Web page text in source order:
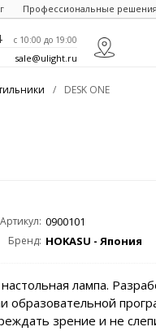
Профессиональные решения
c 10:00 до 19:00
sale@ulight.ru
/ DESK ONE
Артикул: 0900101
Бренд: HOKASU - Япония
лампа.
образовательной
зрение и не